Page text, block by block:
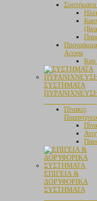
Συστήματα
Access
ΣΥΣΤΗΜΑΤΑ
Πίνακες
ΕΠΙΓΕΙΑ &
ΔΟΡΥΦΟΡΙΚΑ
ΣΥΣΤΗΜΑΤΑ